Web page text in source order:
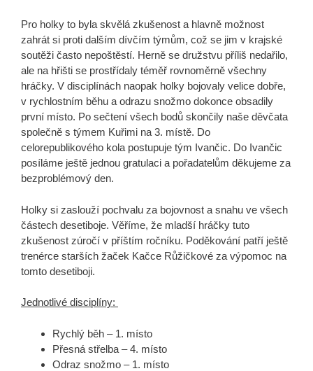
Pro holky to byla skvělá zkušenost a hlavně možnost
zahrát si proti dalším dívčím týmům, což se jim v krajské
soutěži často nepoštěstí. Herně se družstvu příliš nedařilo,
ale na hřišti se prostřídaly téměř rovnoměrně všechny
hráčky. V disciplínách naopak holky bojovaly velice dobře,
v rychlostním běhu a odrazu snožmo dokonce obsadily
první místo. Po sečtení všech bodů skončily naše děvčata
společně s týmem Kuřimi na 3. místě. Do
celorepublikového kola postupuje tým Ivančic. Do Ivančic
posíláme ještě jednou gratulaci a pořadatelům děkujeme za
bezproblémový den.
Holky si zaslouží pochvalu za bojovnost a snahu ve všech
částech desetiboje. Věříme, že mladší hráčky tuto
zkušenost zúročí v příštím ročníku. Poděkování patří ještě
trenérce starších žaček Kačce Růžičkové za výpomoc na
tomto desetiboji.
Jednotlivé disciplíny:
Rychlý běh – 1. místo
Přesná střelba – 4. místo
Odraz snožmo – 1. místo